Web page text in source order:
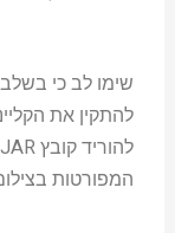
להתקין את
המפורטות